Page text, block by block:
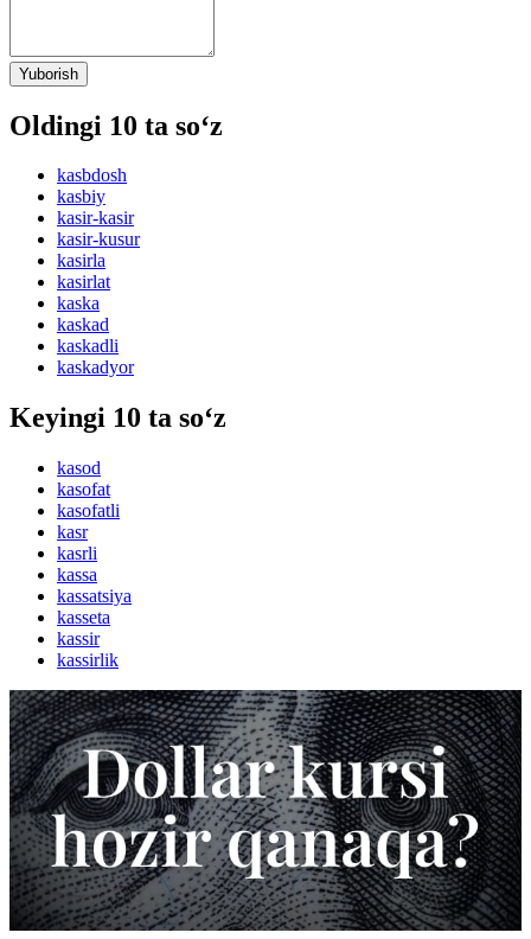
Yuborish
Oldingi 10 ta so‘z
kasbdosh
kasbiy
kasir-kasir
kasir-kusur
kasirla
kasirlat
kaska
kaskad
kaskadli
kaskadyor
Keyingi 10 ta so‘z
kasod
kasofat
kasofatli
kasr
kasrli
kassa
kassatsiya
kasseta
kassir
kassirlik